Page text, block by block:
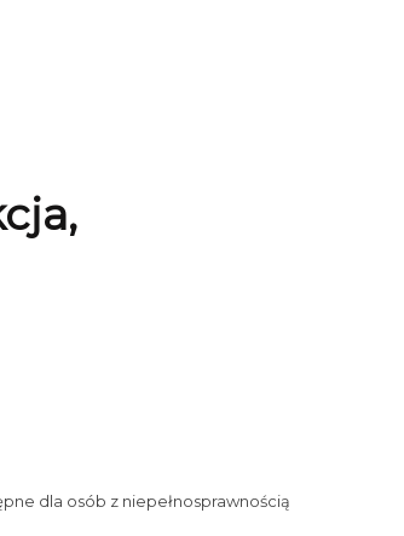
dla osób z niepełnosprawnością